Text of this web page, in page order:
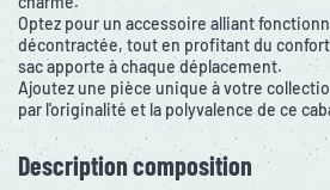
Optez pour un accessoire alliant
décontractée, tout en profitant du
sac apporte à chaque déplacement.
Ajoutez une pièce unique à votre
par l'originalité et la polyvalence de ce
Description composition